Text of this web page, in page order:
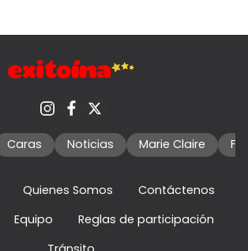
Caras Noticias Marie Claire
Quienes Somos
Contáctenos
Equipo
Reglas de participación